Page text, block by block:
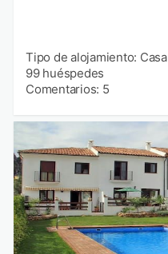
Tipo de alojamiento: Casa
99 huéspedes
Comentarios: 5